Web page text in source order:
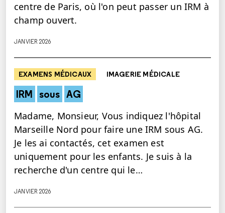
centre de Paris, où l'on peut passer un IRM à
champ ouvert.
JANVIER 2026
EXAMENS MÉDICAUX IMAGERIE MÉDICALE
IRM sous AG
Madame, Monsieur, Vous indiquez l'hôpital
Marseille Nord pour faire une IRM sous AG.
Je les ai contactés, cet examen est
uniquement pour les enfants. Je suis à la
recherche d'un centre qui le…
JANVIER 2026